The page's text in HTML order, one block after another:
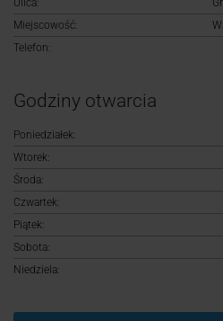
Ulica:
Miejscowość:
Telefon:
Godziny otwarcia
Poniedziałek:
Wtorek:
Środa:
Czwartek:
Piątek:
Sobota:
Niedziela: